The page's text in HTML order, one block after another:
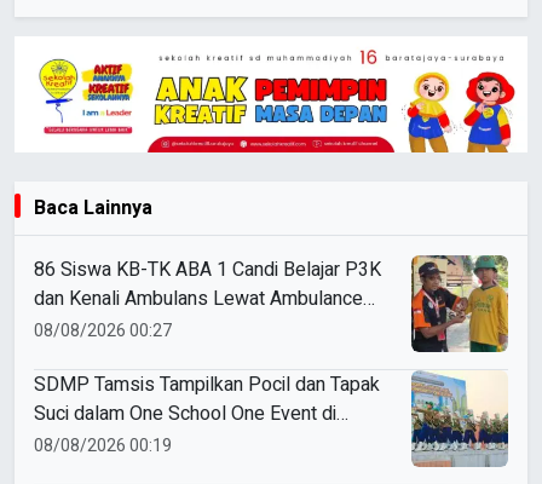
Baca Lainnya
86 Siswa KB-TK ABA 1 Candi Belajar P3K
dan Kenali Ambulans Lewat Ambulance
Goes to Schools
08/08/2026 00:27
SDMP Tamsis Tampilkan Pocil dan Tapak
Suci dalam One School One Event di
Mojokerto
08/08/2026 00:19